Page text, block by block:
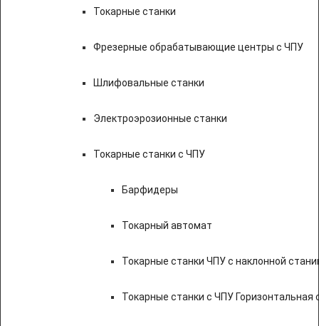
Токарные станки
Фрезерные обрабатывающие центры с ЧПУ
Шлифовальные станки
Электроэрозионные станки
Токарные станки с ЧПУ
Барфидеры
Токарный автомат
Токарные станки ЧПУ c наклонной
Токарные станки с ЧПУ Горизонтальная